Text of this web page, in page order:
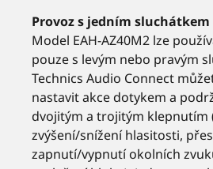
Provoz s jedním sluchátkem
Model EAH-AZ40M2 lze
pouze s levým nebo pravým
Technics Audio Connect
nastavit akce dotykem a
dvojitým a trojitým klepnutím
zvýšení/snížení hlasitosti,
zapnutí/vypnutí okolních